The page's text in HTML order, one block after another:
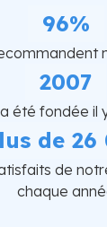
96%
2007
été fondée il
de 26
de
chaque